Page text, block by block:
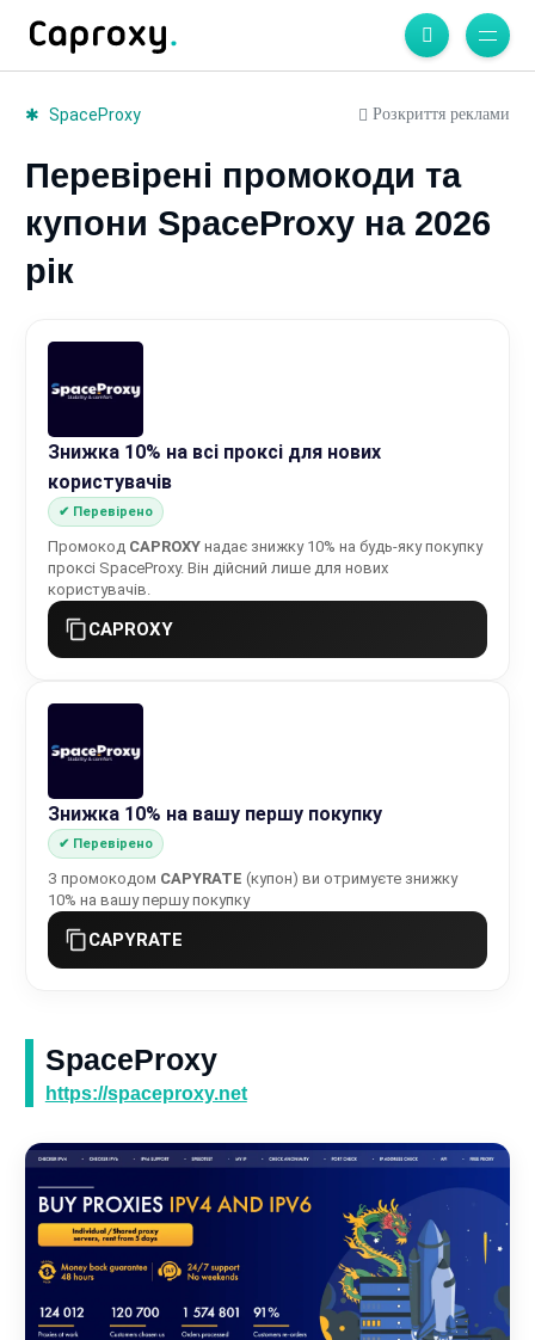
SpaceProxy Розкриття реклами
Перевірені промокоди та
купони SpaceProxy на 2026
рік
Знижка 10% на всі проксі для нових
користувачів
✔ Перевірено
Промокод CAPROXYнадає знижку 10% на будь-яку покупку
проксі SpaceProxy. Він дійсний лише для нових
користувачів.
CAPROXY
Знижка 10% на вашу першу покупку
✔ Перевірено
З промокодом CAPYRATE (купон) ви отримуєте знижку
10% на вашу першу покупку
CAPYRATE
SpaceProxy
https://spaceproxy.net